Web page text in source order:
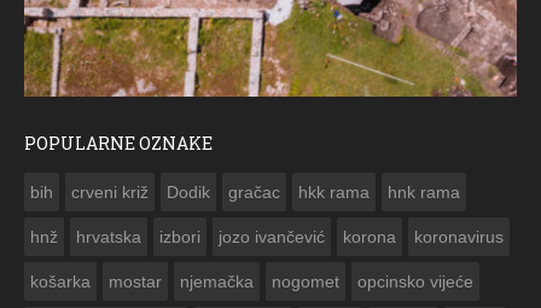
POPULARNE OZNAKE
bih crveni križ Dodik gračac hkk rama hnk rama
hnž hrvatska izbori jozo ivančević korona koronavirus
košarka mostar njemačka nogomet opcinsko vijeće